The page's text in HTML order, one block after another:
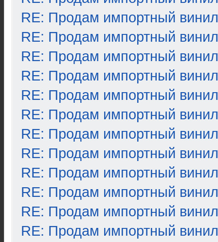
RE: Продам импортный винил
RE: Продам импортный винил
RE: Продам импортный винил
RE: Продам импортный винил
RE: Продам импортный винил
RE: Продам импортный винил
RE: Продам импортный винил
RE: Продам импортный винил
RE: Продам импортный винил
RE: Продам импортный винил
RE: Продам импортный винил
RE: Продам импортный винил